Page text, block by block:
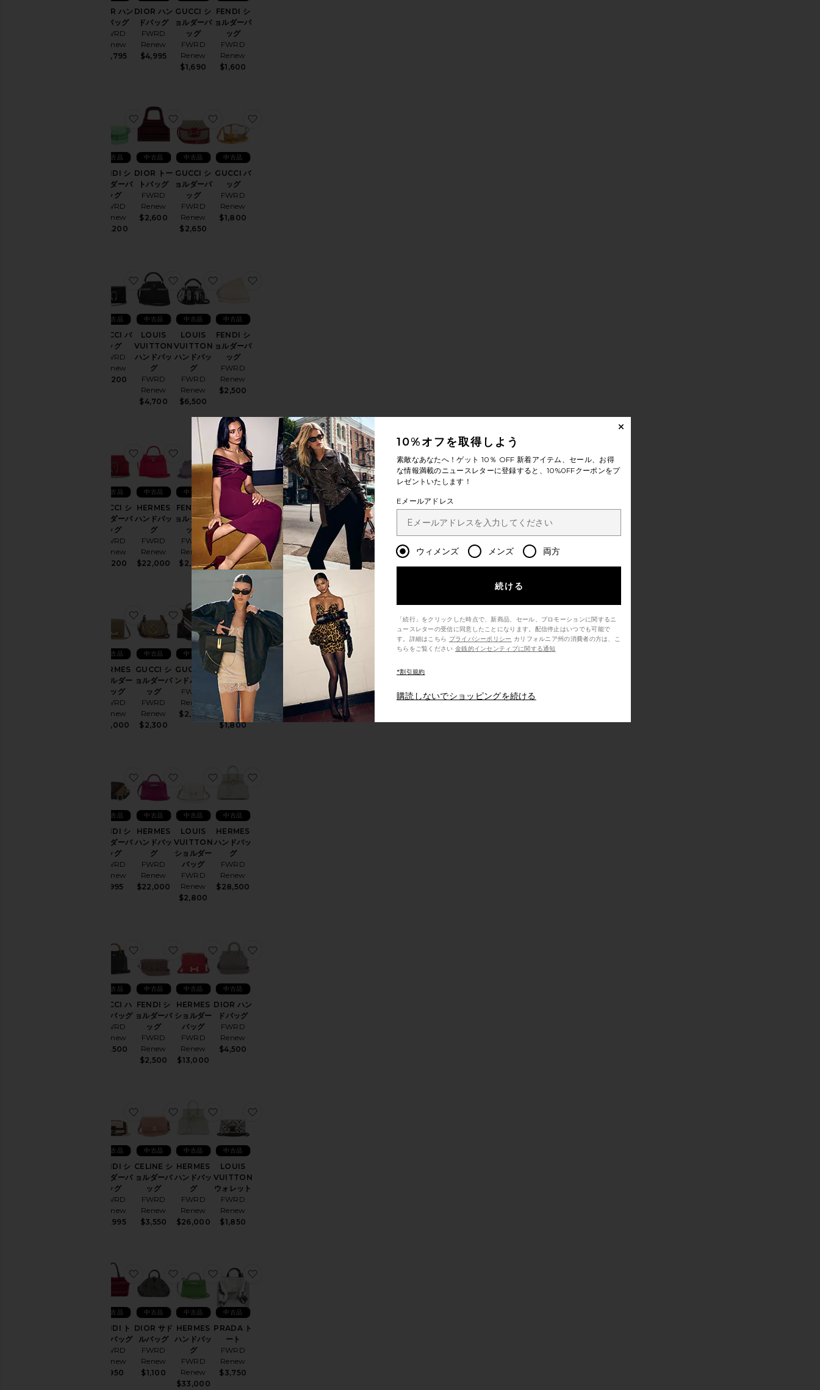
DIOR ハン
ドバッグ
FWRD
Renew
$3,795
DIOR ハン
ドバッグ
FWRD
Renew
$4,995
GUCCI シ
ョルダーバ
ッグ
FWRD
Renew
$1,690
FENDI シ
ョルダーバ
ッグ
FWRD
Renew
$1,600
FENDI シ
ョルダーバ
ッグ
FWRD
Renew
$3,200
中古品
お気に入りFENDI ショルダーバッグ
DIOR トー
トバッグ
FWRD
Renew
$2,600
中古品
お気に入りDIOR トートバッグ
GUCCI シ
ョルダーバ
ッグ
FWRD
Renew
$2,650
中古品
お気に入りGUCCI ショルダーバッグ
GUCCI バ
ッグ
FWRD
Renew
$1,800
中古品
GUCCI バ
ッグ
FWRD
Renew
$1,200
中古品
お気に入りGUCCI バッグ
LOUIS
VUITTON
ハンドバッ
グ
FWRD
Renew
$4,700
中古品
お気に入りLOUIS VUITTON ハンドバッグ
LOUIS
VUITTON
ハンドバッ
グ
FWRD
Renew
$6,500
中古品
お気に入りLOUIS VUITTON ハンドバッグ
FENDI シ
ョルダーバ
ッグ
FWRD
Renew
$2,500
中古品
GUCCI シ
ョルダーバ
ッグ
FWRD
Renew
$1,200
中古品
お気に入りGUCCI ショルダーバッグ
HERMES
ハンドバッ
グ
FWRD
Renew
$22,000
中古品
お気に入りHERMES ハンドバッグ
FENDI シ
ョルダーバ
ッグ
FWRD
Renew
$2,600
中古品
お気に入りFENDI ショルダーバッグ
HERMES
ハンドバッ
グ
FWRD
Renew
$50,000
中古品
お気に入りHERMES ハンドバッグ
HERMES
ショルダー
バッグ
FWRD
Renew
$17,000
中古品
お気に入りHERMES ショルダーバッグ
GUCCI シ
ョルダーバ
ッグ
FWRD
Renew
$2,300
中古品
お気に入りGUCCI ショルダーバッグ
GUCCI ハ
ンドバッグ
FWRD
Renew
$2,900
中古品
お気に入りGUCCI ハンドバッグ
GUCCI シ
ョルダーバ
ッグ
FWRD
Renew
$1,800
中古品
お気に入りGUCCI ショルダーバッグ
FENDI シ
ョルダーバ
ッグ
FWRD
Renew
$995
中古品
お気に入りFENDI ショルダーバッグ
HERMES
ハンドバッ
グ
FWRD
Renew
$22,000
中古品
お気に入りHERMES ハンドバッグ
LOUIS
VUITTON
ショルダー
バッグ
FWRD
Renew
$2,800
中古品
お気に入りLOUIS VUITTON ショルダーバッグ
HERMES
ハンドバッ
グ
FWRD
Renew
$28,500
中古品
GUCCI ハ
ンドバッグ
FWRD
Renew
$2,500
中古品
お気に入りGUCCI ハンドバッグ
FENDI シ
ョルダーバ
ッグ
FWRD
Renew
$2,500
中古品
お気に入りFENDI ショルダーバッグ
HERMES
ショルダー
バッグ
FWRD
Renew
$13,000
中古品
お気に入りHERMES ショルダーバッグ
DIOR ハン
ドバッグ
FWRD
Renew
$4,500
中古品
FENDI シ
ョルダーバ
ッグ
FWRD
Renew
$1,995
中古品
お気に入りFENDI ショルダーバッグ
CELINE シ
ョルダーバ
ッグ
FWRD
Renew
$3,550
中古品
お気に入りCELINE ショルダーバッグ
HERMES
ハンドバッ
グ
FWRD
Renew
$26,000
中古品
お気に入りHERMES ハンドバッグ
LOUIS
VUITTON
ウォレット
FWRD
Renew
$1,850
中古品
FENDI ト
ートバッグ
FWRD
Renew
$950
中古品
お気に入りFENDI トートバッグ
DIOR サド
ルバッグ
FWRD
Renew
$1,100
中古品
お気に入りDIOR サドルバッグ
HERMES
ハンドバッ
グ
FWRD
Renew
$33,000
中古品
お気に入りHERMES ハンドバッグ
PRADA ト
ート
FWRD
Renew
$3,750
中古品
10%オフを取得しよう
素敵なあなたへ！ゲット 10％ OFF 新着アイテム、セール、お得
な情報満載のニュースレターに登録すると、10%0FFクーポンをプ
レゼントいたします！
Eメールアドレス
ウィメンズ メンズ 両方
続ける
「続行」をクリックした時点で、新商品、セール、プロモーションに関するニ
ュースレターの受信に同意したことになります。配信停止はいつでも可能で
す。詳細はこちら プライバシーポリシー
ちらをご覧ください 金銭的インセンティブに関する通知
*割引規約
購読しないでショッピングを続ける